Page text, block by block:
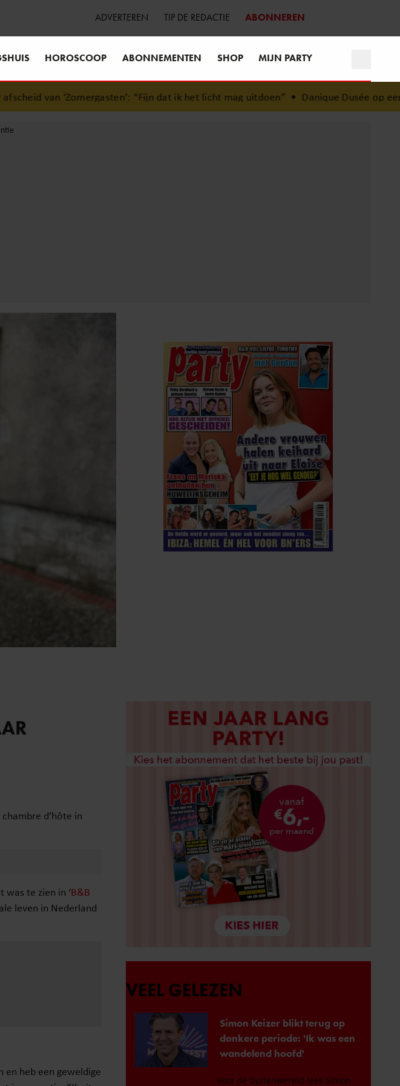
ADVERTEREN TIP DE REDACTIE ABONNEREN
HOROSCOOP ABONNEMENTEN SHOP MIJN PARTY
“Fijn dat ik het licht mag uitdoen”• Danique Dusée op een roze wolk na
d’hôte in
te zien in ‘B&B
leven in Nederland
en heb een geweldige